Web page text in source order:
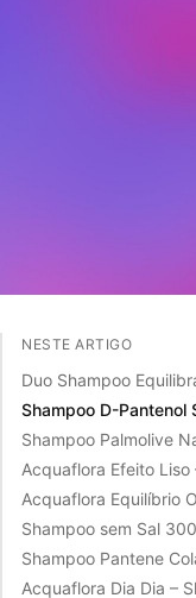
NESTE ARTIGO
Duo Shampoo
Shampoo D-Pantenol
Shampoo Palmolive
Acquaflora Efeito
Acquaflora Equilíbrio
Shampoo sem Sal
Shampoo Pantene
Acquaflora Dia Dia –